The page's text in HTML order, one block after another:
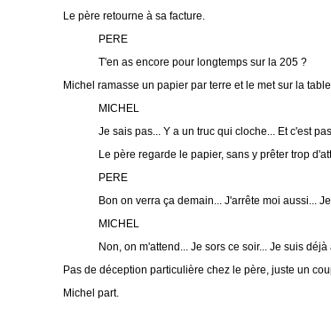
Le père retourne à sa facture.
PERE
T'en as encore pour longtemps sur la 205 ?
Michel ramasse un papier par terre et le met sur la
MICHEL
Je sais pas... Y a un truc qui cloche... Et c'est
Le père regarde le papier, sans y prêter trop
PERE
Bon on verra ça demain... J'arrête moi aussi...
MICHEL
Non, on m'attend... Je sors ce soir... Je suis
Pas de déception particulière chez le père, juste un
Michel part.